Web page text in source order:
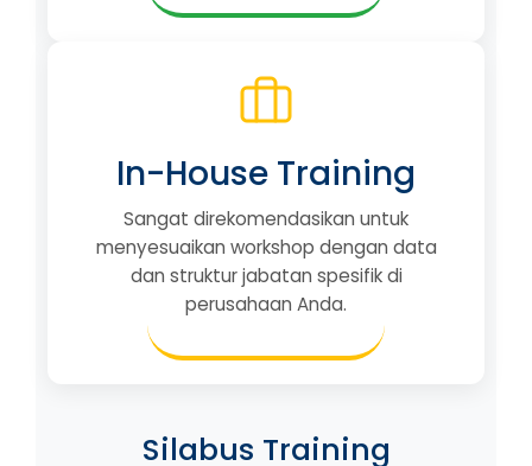
In-House Training
Sangat direkomendasikan untuk
menyesuaikan workshop dengan data
dan struktur jabatan spesifik di
perusahaan Anda.
Silabus Training